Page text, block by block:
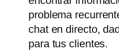
problema
chat en directo,
para tus clientes.